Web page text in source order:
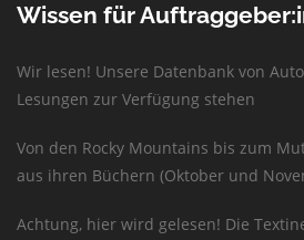
Wissen für
Wir lesen! Unsere Datenbank von
Lesungen zur Verfügung stehen
Von den Rocky Mountains bis zum
aus ihren Büchern (Oktober und
Achtung, hier wird gelesen! Die